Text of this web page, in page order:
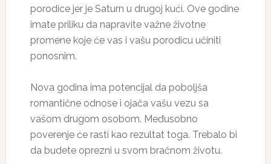
porodice jer je Saturn u drugoj kući. Ove godine
imate priliku da napravite važne životne
promene koje će vas i vašu porodicu učiniti
ponosnim.
Nova godina ima potencijal da poboljša
romantične odnose i ojača vašu vezu sa
vašom drugom osobom. Međusobno
poverenje će rasti kao rezultat toga. Trebalo bi
da budete oprezni u svom bračnom životu.